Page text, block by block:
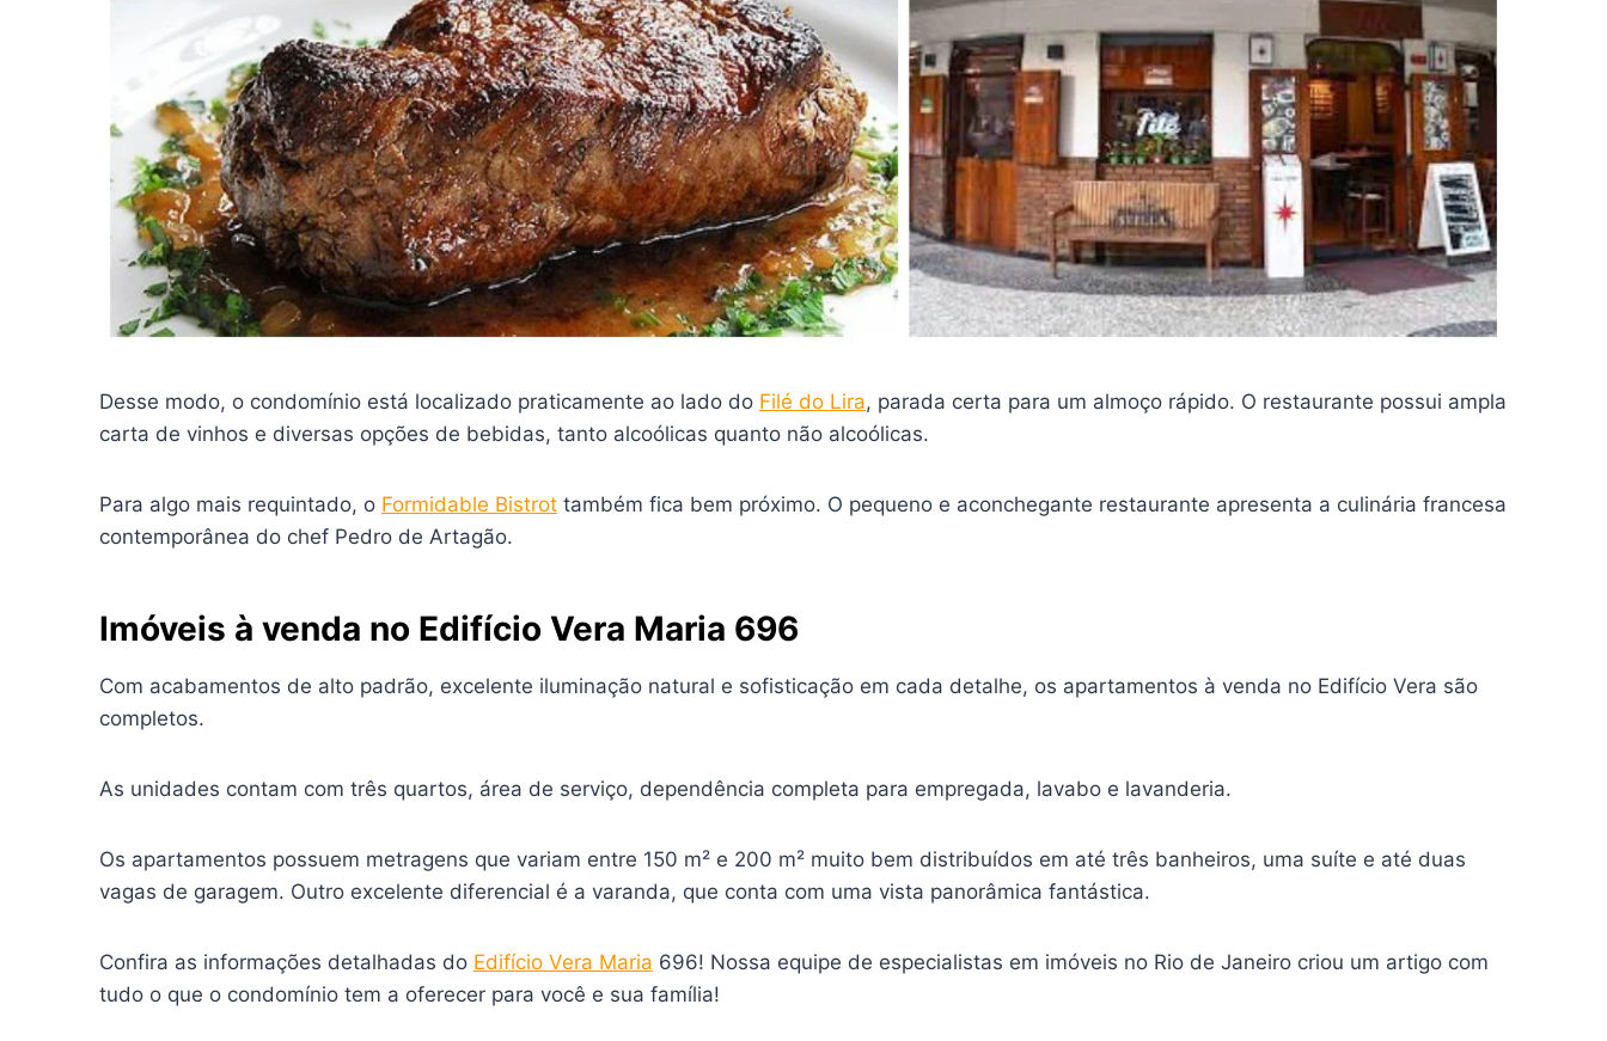
Desse modo, o condomínio está localizado praticamente ao lado do Filé do Lira, parada certa para um almoço rápido. O restaurante possui ampla
carta de vinhos e diversas opções de bebidas, tanto alcoólicas quanto não alcoólicas.
Para algo mais requintado, o Formidable Bistrot também fica bem próximo. O pequeno e aconchegante restaurante apresenta a culinária francesa
contemporânea do chef Pedro de Artagão.
Imóveis à venda no Edifício Vera Maria 696
Com acabamentos de alto padrão, excelente iluminação natural e sofisticação em cada detalhe, os apartamentos à venda no Edifício Vera são
completos.
As unidades contam com três quartos, área de serviço, dependência completa para empregada, lavabo e lavanderia.
Os apartamentos possuem metragens que variam entre 150 m² e 200 m² muito bem distribuídos em até três banheiros, uma suíte e até duas
vagas de garagem. Outro excelente diferencial é a varanda, que conta com uma vista panorâmica fantástica.
Confira as informações detalhadas do Edifício Vera Maria 696! Nossa equipe de especialistas em imóveis no Rio de Janeiro criou um artigo com
tudo o que o condomínio tem a oferecer para você e sua família!